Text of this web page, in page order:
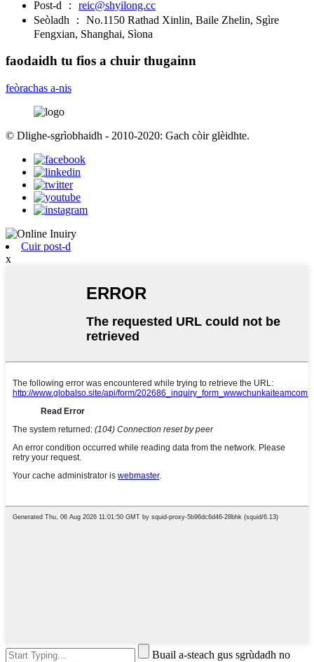
Post-d ：
reic@shyilong.cc
Seòladh ：
No.1150 Rathad Xinlin, Baile Zhelin, Sgìre
Fengxian, Shanghai, Sìona
faodaidh tu fios a chuir thugainn
feòrachas a-nis
© Dlighe-sgrìobhaidh - 2010-2020: Gach còir glèidhte.
Cuir post-d
x
Buail a-steach gus sgrùdadh no